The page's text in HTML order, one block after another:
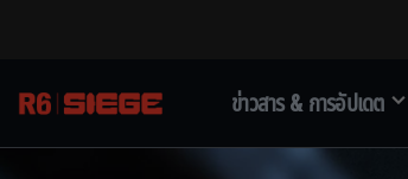
ข่าวสาร & การอัปเดต